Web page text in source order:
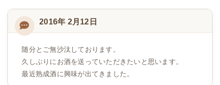
2016年 2月12日
随分とご無沙汰しております。
久しぶりにお酒を送っていただきたいと思います。
最近熟成酒に興味が出てきました。